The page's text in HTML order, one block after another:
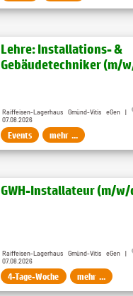
Lehre: Installations- &
Gebäudetechniker (m/
Raiffeisen-Lagerhaus Gmünd-Vitis eGen |
07.08.2026
Events mehr ...
GWH-Installateur (m/w/
Raiffeisen-Lagerhaus Gmünd-Vitis eGen |
07.08.2026
4-Tage-Woche mehr ...